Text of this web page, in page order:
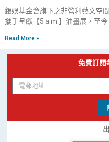
銀娛基金會旗下之非營利藝文空
攜手呈獻【5 a.m.】油畫展，至
Read More »
免費訂閱